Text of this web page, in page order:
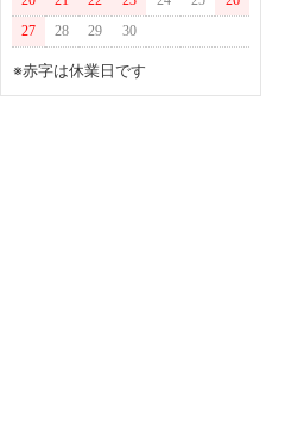
ソキア
MERVEL
ロブテックス(日本電池)
MINOLTA
27
28 29 30
※赤字は休業日です